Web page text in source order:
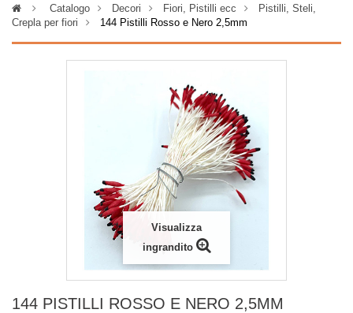
> Catalogo > Decori > Fiori, Pistilli ecc >
Pistilli, Steli,
Crepla per fiori
> 144 Pistilli Rosso e Nero 2,5mm
Visualizza
ingrandito
144 PISTILLI ROSSO E NERO 2,5MM